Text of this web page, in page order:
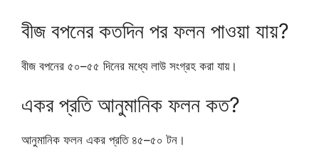
বীজ বপনের কতদিন পর ফলন পাওয়া যায়?
বীজ বপনের ৫০–৫৫ দিনের মধ্যে লাউ সংগ্রহ করা যায়।
একর প্রতি আনুমানিক ফলন কত?
আনুমানিক ফলন একর প্রতি ৪৫–৫০ টন।